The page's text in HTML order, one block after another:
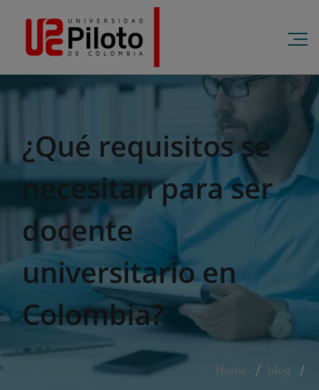
¿Qué requisitos se
necesitan para ser
docente
universitario en
Colombia?
Home blog